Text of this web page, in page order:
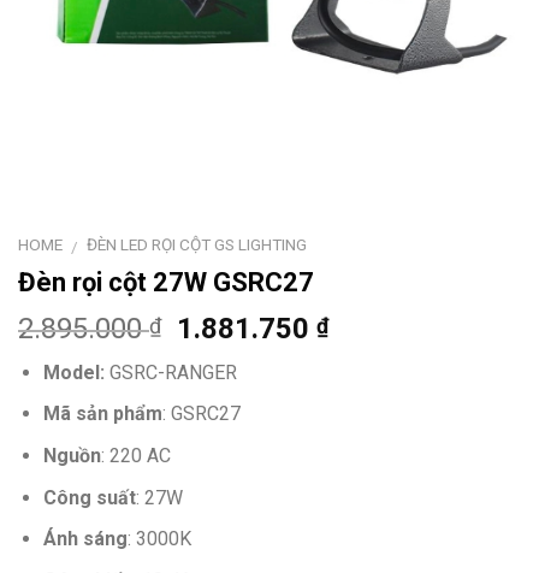
HOME / ĐÈN LED RỌI CỘT GS LIGHTING
Đèn rọi cột 27W GSRC27
2.895.000₫ 1.881.750₫
Model: GSRC-RANGER
Mã sản phẩm: GSRC27
Nguồn: 220 AC
Công suất: 27W
Ánh sáng: 3000K